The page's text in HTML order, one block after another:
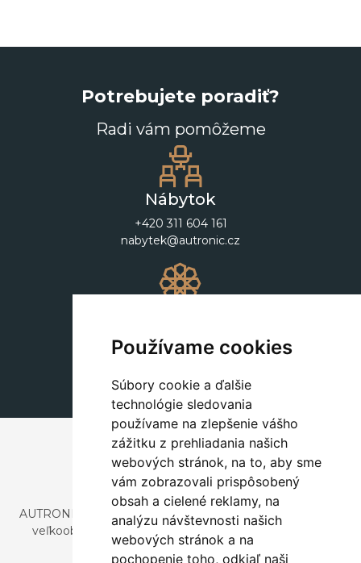
Používame cookies
Súbory cookie a ďalšie
technológie sledovania
používame na zlepšenie vášho
zážitku z prehliadania našich
webových stránok, na to, aby sme
vám zobrazovali prispôsobený
obsah a cielené reklamy, na
analýzu návštevnosti našich
webových stránok a na
pochopenie toho, odkiaľ naši
Potrebujete poradiť?
Radi vám pomôžeme
Nábytok
+420 311 604 161
nabytek@autronic.cz
+420 311 604 182
dekorace@autronic.cz
AUTRONIC, s.r.o. je spoločnosť zaoberajúca sa dovozom a
veľkoobchodným predajom dizajnového aj štýlového
nábytku a dekorácií.